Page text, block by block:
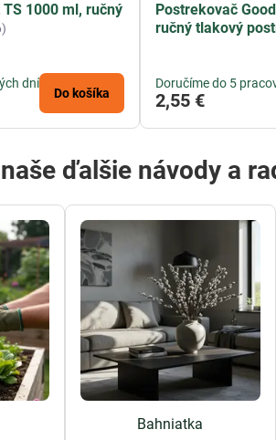
1000 ml, ručný
dní
Do košíka
Postrekovač
ručný tlakový
Doručíme do 5
2,55 €
ďalšie návody a
Bahniatka